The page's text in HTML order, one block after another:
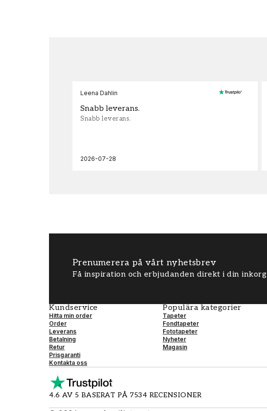
Leena Dahlin
Snabb leverans.
Snabb leverans.
2026-07-28
Prenumerera på vårt nyhetsbrev
Få inspiration och erbjudanden direkt i din inkorg
Kundservice
Hitta min order
Order
Leverans
Betalning
Retur
Prisgaranti
Kontakta oss
Populära kategorier
Tapeter
Fondtapeter
Fototapeter
Nyheter
Magasin
4.6 AV 5 BASERAT PÅ 7534 RECENSIONER